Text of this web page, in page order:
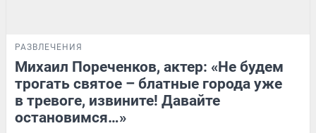
РАЗВЛЕЧЕНИЯ
Михаил Пореченков, актер: «Не будем
трогать святое – блатные города уже
в тревоге, извините! Давайте
остановимся…»